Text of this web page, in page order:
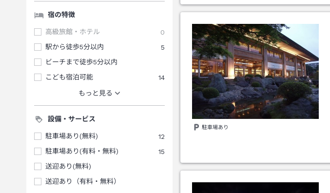
宿の特徴
高級旅館・ホテル
0
駅から徒歩5分以内
5
ビーチまで徒歩5分以内
こども宿泊可能
14
もっと見る
設備・サービス
駐車場あり(無料)
12
駐車場あり(有料・無料)
15
送迎あり(無料)
送迎あり（有料・無料）
駐車場あり